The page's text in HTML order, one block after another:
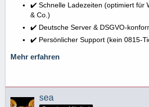
✔️ Schnelle Ladezeiten (optimiert für
& Co.)
✔️ Deutsche Server & DSGVO-
✔️ Persönlicher Support (kein 0815-
Mehr erfahren
sea